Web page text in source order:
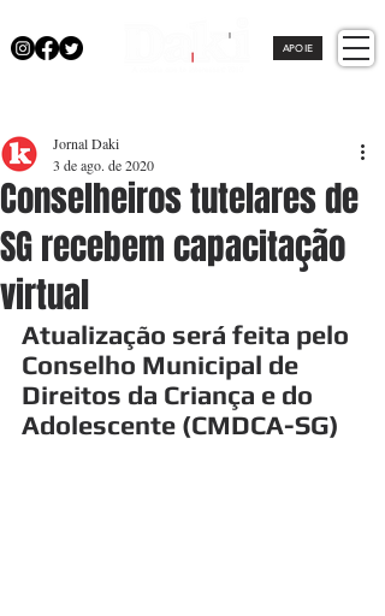
APOIE
Conselheiros tutelares de
SG recebem capacitação
virtual
Jornal Daki
3 de ago. de 2020
Atualização será feita pelo
Conselho Municipal de
Direitos da Criança e do
Adolescente (CMDCA-SG)